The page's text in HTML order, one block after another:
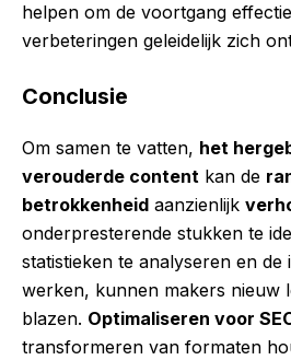
helpen om de voortgang
verbeteringen geleidelijk zich
Conclusie
Om samen te vatten, het
verouderde content kan de
betrokkenheid aanzienlijk
onderpresterende stukken te
statistieken te analyseren en de
werken, kunnen makers nieuw
blazen. Optimaliseren voor
transformeren van formaten